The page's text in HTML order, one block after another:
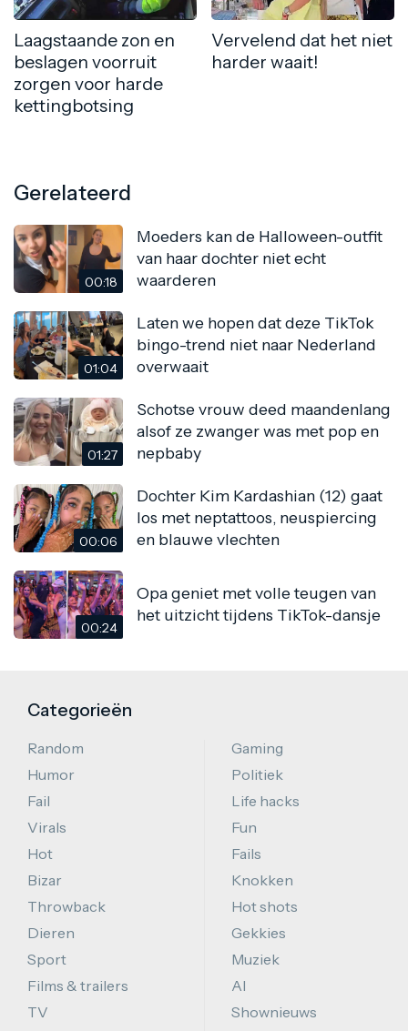
Laagstaande zon en
beslagen voorruit
zorgen voor harde
kettingbotsing
Vervelend dat het niet
harder waait!
Gerelateerd
00:18
Moeders kan de Halloween-outfit
van haar dochter niet echt
waarderen
01:04
Laten we hopen dat deze TikTok
bingo-trend niet naar Nederland
overwaait
01:27
Schotse vrouw deed maandenlang
alsof ze zwanger was met pop en
nepbaby
00:06
Dochter Kim Kardashian (12) gaat
los met neptattoos, neuspiercing
en blauwe vlechten
00:24
Opa geniet met volle teugen van
het uitzicht tijdens TikTok-dansje
Categorieën
Random
Humor
Fail
Virals
Hot
Bizar
Throwback
Dieren
Sport
Films & trailers
TV
Gaming
Politiek
Life hacks
Fun
Fails
Knokken
Hot shots
Gekkies
Muziek
AI
Shownieuws